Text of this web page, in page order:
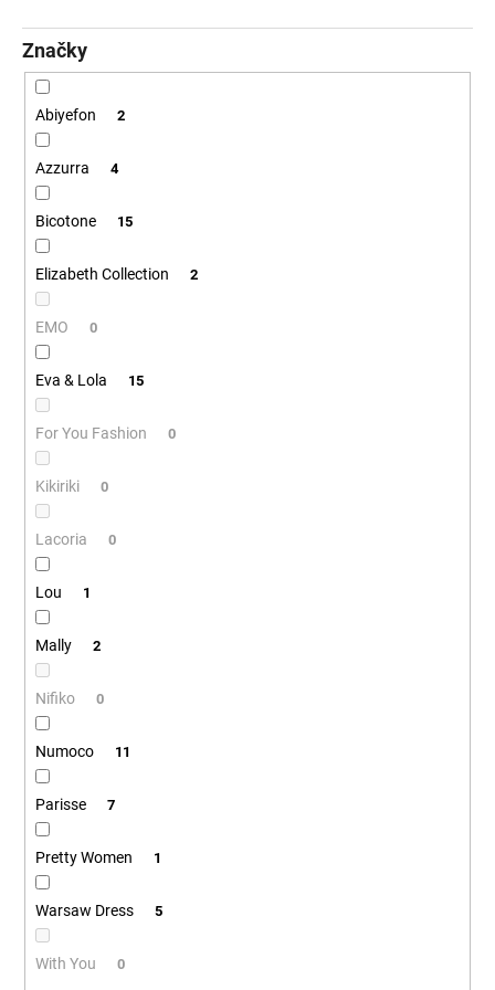
u
k
o
Značky
Abiyefon 2
Azzurra 4
Bicotone 15
Elizabeth Collection 2
EMO 0
Eva & Lola 15
For You Fashion 0
Kikiriki 0
Lacoria 0
Lou 1
Mally 2
Nifiko 0
Numoco 11
Parisse 7
Pretty Women 1
Warsaw Dress 5
With You 0
?
O
m